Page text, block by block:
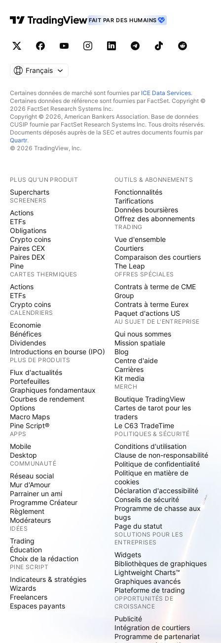
FAIT PAR DES HUMAINS
Français
Certaines données de marché sont fournies par ICE Data Services.
Certaines données de référence sont fournies par FactSet. Copyright ©
2026 FactSet Research Systems Inc.
Copyright © 2026, American Bankers Association. Base de données
CUSIP fournie par FactSet Research Systems Inc. Tous droits réservés.
Documents déposés auprès de la SEC et autres documents fournis par
Quartr.
© 2026 TradingView, Inc.
PLUS QU'UN PRODUIT
Supercharts
SCREENERS
Actions
ETFs
Obligations
Crypto coins
Paires CEX
Paires DEX
Pine
CARTES THERMIQUES
Actions
ETFs
Crypto coins
CALENDRIERS
Economie
Bénéfices
Dividendes
Introductions en bourse (IPO)
PLUS DE PRODUITS
Flux d'actualités
Portefeuilles
Graphiques fondamentaux
Courbes de rendement
Options
Macro Maps
Pine Script®
APPS
Mobile
Desktop
COMMUNAUTÉ
Réseau social
Mur d'Amour
Parrainer un ami
Programme Créateur
Règlement
Modérateurs
IDÉES
Trading
Éducation
Choix de la rédaction
PINE SCRIPT
Indicateurs & stratégies
Wizards
Freelancers
Espaces payants
OUTILS & ABONNEMENTS
Fonctionnalités
Tarifications
Données boursières
Offrez des abonnements
TRADING
Vue d'ensemble
Courtiers
Comparaison des courtiers
The Leap
OFFRES SPÉCIALES
Contrats à terme de CME
Group
Contrats à terme Eurex
Paquet d'actions US
AU SUJET DE L'ENTREPRISE
Qui nous sommes
Mission spatiale
Blog
Centre d'aide
Carrières
Kit media
MERCH
Boutique TradingView
Cartes de tarot pour les
traders
Le C63 TradeTime
POLITIQUES & SÉCURITÉ
Conditions d'utilisation
Clause de non-responsabilité
Politique de confidentialité
Politique en matière de
cookies
Déclaration d'accessibilité
Conseils de sécurité
Programme de chasse aux
bugs
Page du statut
SOLUTIONS POUR LES
ENTREPRISES
Widgets
Bibliothèques de graphiques
Lightweight Charts™
Graphiques avancés
Plateforme de trading
OPPORTUNITÉS DE
CROISSANCE
Publicité
Intégration de courtiers
Programme de partenariat